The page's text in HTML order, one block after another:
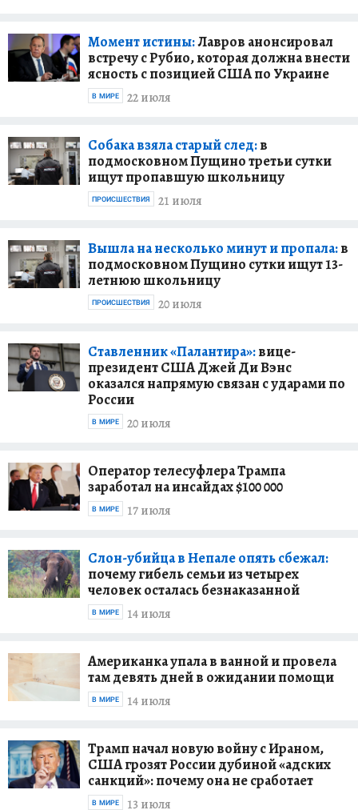
Момент истины:Лавров анонсировал
встречу с Рубио, которая должна внести
ясность с позицией США по Украине
22 июля
В МИРЕ
Собака взяла старый след:в
подмосковном Пущино третьи сутки
ищут пропавшую школьницу
21 июля
ПРОИСШЕСТВИЯ
Вышла на несколько минут и пропала:в
подмосковном Пущино сутки ищут 13-
летнюю школьницу
20 июля
ПРОИСШЕСТВИЯ
Ставленник «Палантира»:вице-
президент США Джей Ди Вэнс
оказался напрямую связан с ударами по
России
20 июля
В МИРЕ
Оператор телесуфлера Трампа
заработал на инсайдах $100 000
17 июля
В МИРЕ
Слон-убийца в Непале опять сбежал:
почему гибель семьи из четырех
человек осталась безнаказанной
14 июля
В МИРЕ
Американка упала в ванной и провела
там девять дней в ожидании помощи
14 июля
В МИРЕ
Трамп начал новую войну с Ираном,
США грозят России дубиной «адских
санкций»: почему она не сработает
13 июля
В МИРЕ